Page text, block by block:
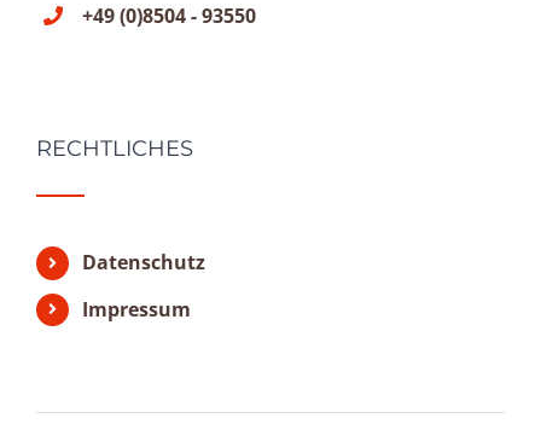
+49 (0)8504 - 93550
RECHTLICHES
Datenschutz
Impressum